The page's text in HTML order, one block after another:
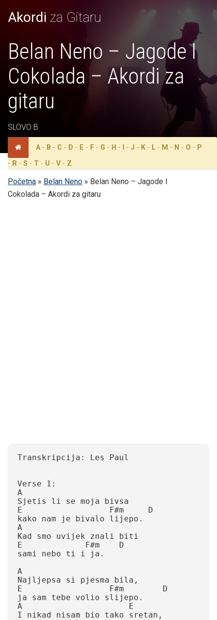
Akordi za Gitaru
Belan Neno – Jagode I
Cokolada – Akordi za
gitaru
SLOVO B
A- B - C - D - E - F - G - H - - J - K - L - M - N - O - P
- R - S - T - U - V- Z
Početna » Belan Neno » Belan Neno – Jagode I
Cokolada – Akordi za gitaru
Transkripcija: Les Paul
Verse 1:
A
Sjetis li se moja bivsa
E                  F#m     D
kako nam je bivalo lijepo.
A
Kad smo uvijek znali biti
E             F#m    D
sami nebo ti i ja.
A
Najljepsa si pjesma bila,
E                  F#m        D
ja sam tebe volio slijepo.
A                      E
I nikad nisam bio tako sretan,